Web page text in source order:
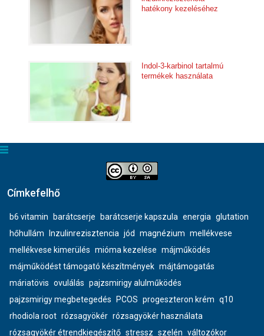
hatékony kezeléséhez
Indol-3-karbinol tartalmú
termékek használata
Címkefelhő
b6 vitamin barátcserje barátcserje kapszula energia glutation
hőhullám
Inzulinrezisztencia jód magnézium mellékvese
mellékvese kimerülés mióma kezelése májműködés
májműködést támogató készítmények májtámogatás
máriatövis ovulálás pajzsmirigy alulműködés
pajzsmirigy megbetegedés
PCOS progeszteron krém q10
rhodiola root rózsagyökér rózsagyökér használata
rózsagyökér étrendkiegészítő stressz szelén változókor